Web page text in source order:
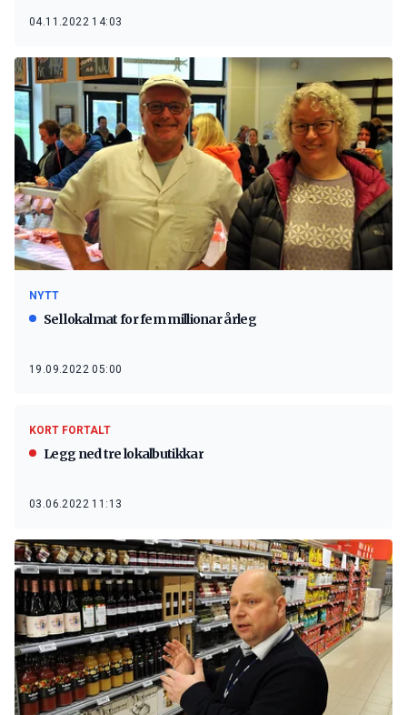
04.11.2022 14:03
NYTT
Sel lokalmat for fem millionar årleg
19.09.2022 05:00
KORT FORTALT
Legg ned tre lokalbutikkar
03.06.2022 11:13